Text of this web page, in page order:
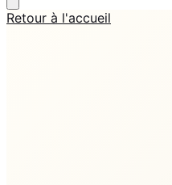
Retour à l'accueil